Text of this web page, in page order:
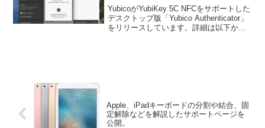
ース。今後はMac Appや
Microsoft Storeでも公開される
もよう。
YubicoがYubiKey 5C NFCをサポートした
デスクトップ版「Yubico Authenticator」
をリリースしています。詳細は以下か
Apple、iPadキーボードの分割や結合、固
定解除などを解説したサポートページを
公開。